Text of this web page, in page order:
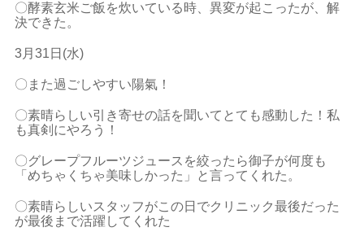
〇酵素玄米ご飯を炊いている時、異変が起こったが、解
決できた。
3月31 日 (水)
〇また過ごしやすい陽氣！
〇素晴らしい引き寄せの話を聞いてとても感動した！私
も真剣にやろう！
〇グレープフルーツジュースを絞ったら御子が何度も
「めちゃくちゃ美味しかった」と言ってくれた。
〇素晴らしいスタッフがこの日でクリニック最後だった
が最後まで活躍してくれた